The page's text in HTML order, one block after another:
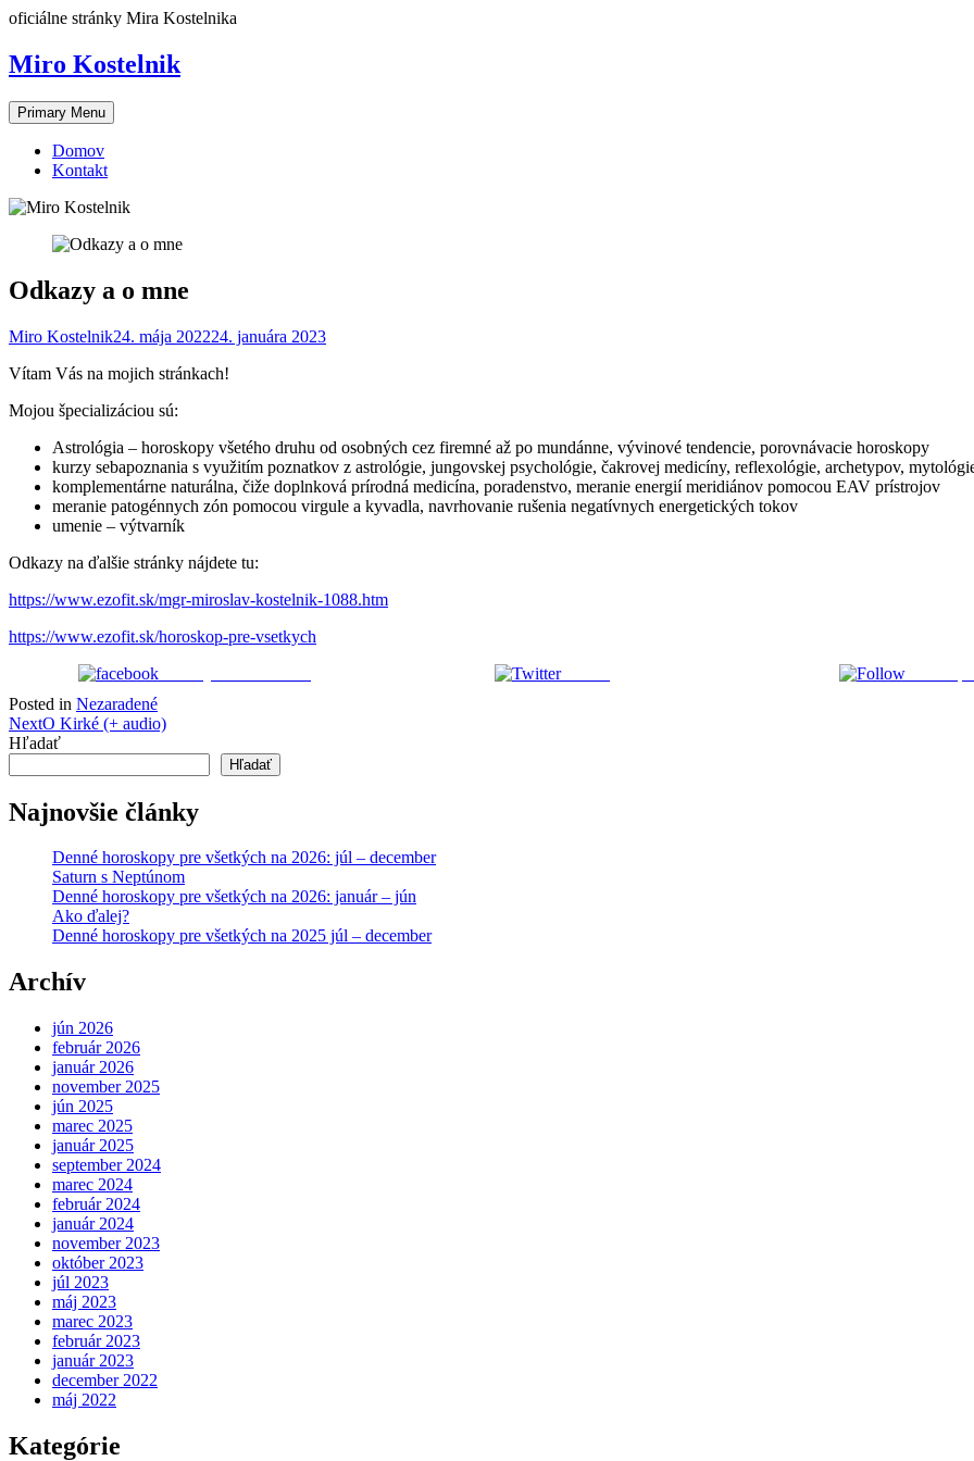
Skip
content
oficiálne stránky Mira Kostelnika
Miro Kostelnik
Primary Menu
Domov
Kontakt
Odkazy a o mne
Miro Kostelnik24. mája 202224. januára 2023
Vítam Vás na mojich stránkach!
Mojou špecializáciou sú:
Astrológia – horoskopy všetého druhu od osobných cez firemné až po mundánne, vývinové tendencie, porovnávacie horoskopy
kurzy sebapoznania s využitím poznatkov z astrológie, jungovskej psychológie, čakrovej medicíny, reflexológie, archetypov,
komplementárne naturálna, čiže doplnková prírodná medicína, poradenstvo, meranie energií meridiánov pomocou EAV prístrojov
meranie patogénnych zón pomocou virgule a kyvadla, navrhovanie rušenia negatívnych energetických tokov
umenie – výtvarník
Odkazy na ďalšie stránky nájdete tu:
https://www.ezofit.sk/mgr-miroslav-kostelnik-1088.htm
https://www.ezofit.sk/horoskop-pre-vsetkych
Tweetuj
Posted in Nezaradené
Post
navigation
NextO Kirké (+ audio)
Hľadať
Hľadať
Najnovšie články
Denné horoskopy pre všetkých na 2026: júl – december
Saturn s Neptúnom
Denné horoskopy pre všetkých na 2026: január – jún
Ako ďalej?
Denné horoskopy pre všetkých na 2025 júl – december
Archív
jún 2026
február 2026
január 2026
november 2025
jún 2025
marec 2025
január 2025
september 2024
marec 2024
február 2024
január 2024
november 2023
október 2023
júl 2023
máj 2023
marec 2023
február 2023
január 2023
december 2022
máj 2022
Kategórie